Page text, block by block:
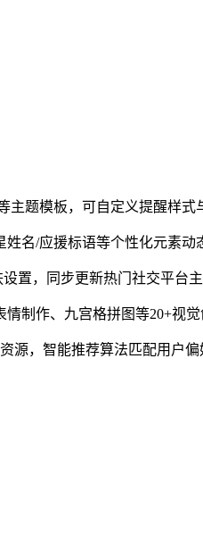
主题模板，可自定义提醒样式
名/应援标语等个性化元素动
置，同步更新热门社交平台
制作、九宫格拼图等20+视
源，智能推荐算法匹配用户偏